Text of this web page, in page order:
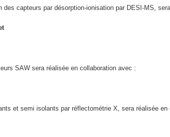
capteurs par désorption-ionisation par DESI-MS,
SAW sera réalisée en collaboration avec :
et semi isolants par réflectométrie X, sera réalisée en